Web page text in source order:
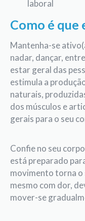
laboral
Como é que
Mantenha-se
nadar, dançar,
estar geral das
estimula a
naturais,
dos músculos e
gerais para o seu
Confie no seu
está preparado
movimento torna o
mesmo com dor,
mover-se